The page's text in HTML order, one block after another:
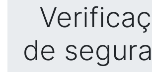
de